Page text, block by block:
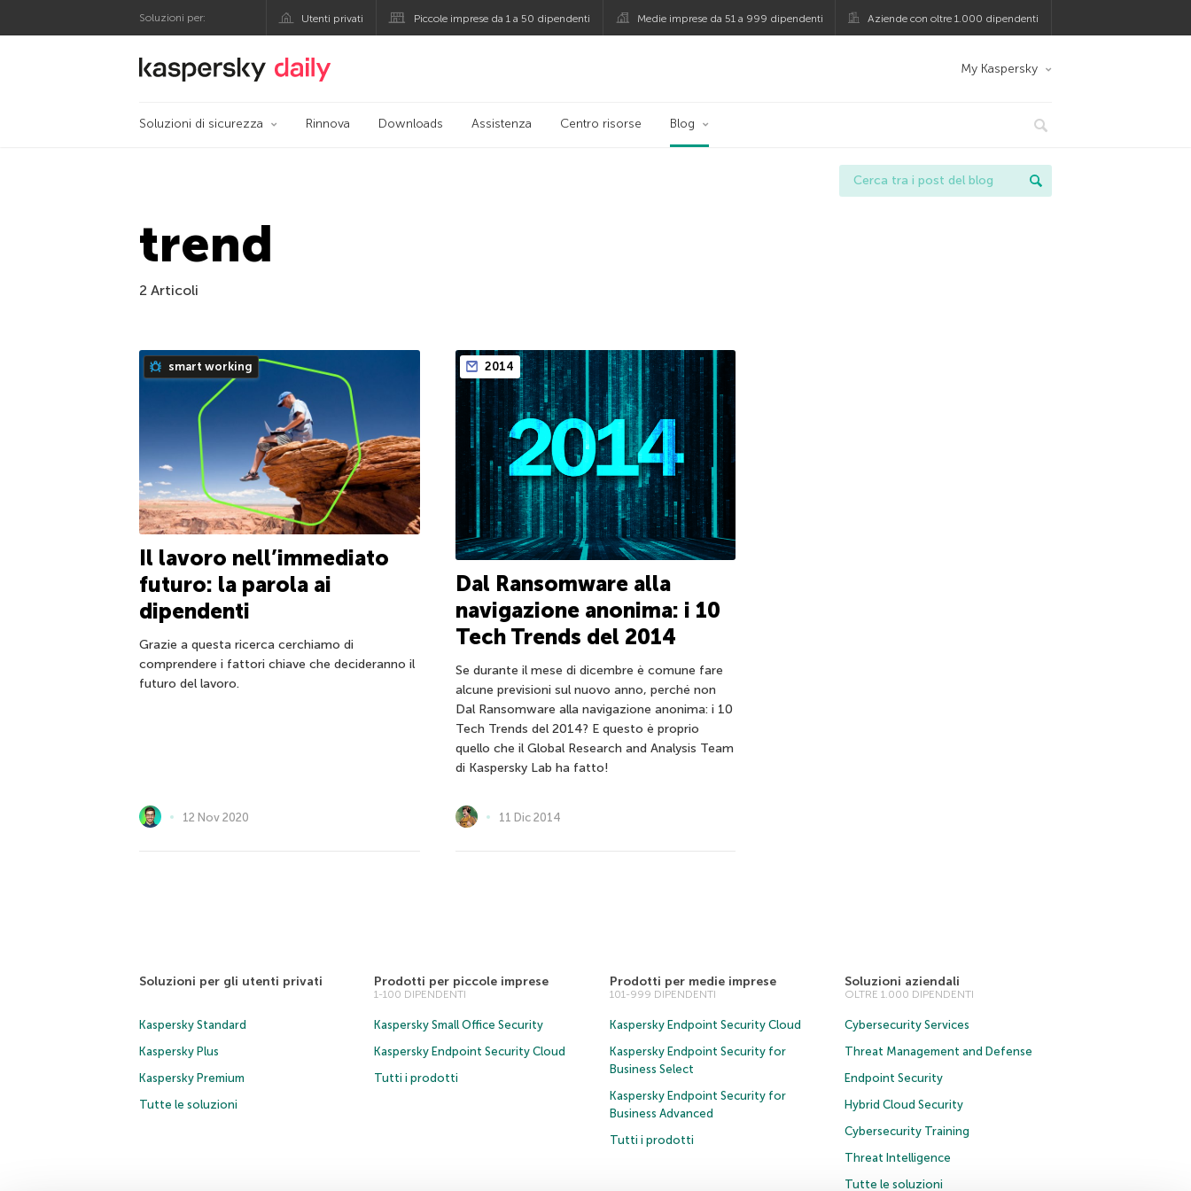
Soluzioni per: Utenti privati Piccole imprese da 1 a 50 dipendenti Medie imprese da 51 a 999 dipendenti Aziende con oltre 1.000 dipendenti
Blog ufficiale di Kaspersky My Kaspersky
Soluzioni di sicurezza Rinnova Downloads Assistenza Centro risorse Blog
trend
2 Articoli
smart working
Il lavoro nell’immediato
futuro: la parola ai
dipendenti
Grazie a questa ricerca cerchiamo di
comprendere i fattori chiave che decideranno il
futuro del lavoro.
12 Nov 2020
2014
Dal Ransomware alla
navigazione anonima: i 10
Tech Trends del 2014
Se durante il mese di dicembre è comune fare
alcune previsioni sul nuovo anno, perché non
Dal Ransomware alla navigazione anonima: i 10
Tech Trends del 2014? E questo è proprio
quello che il Global Research and Analysis Team
di Kaspersky Lab ha fatto!
11 Dic 2014
Soluzioni per gli utenti privati
Kaspersky Standard
Kaspersky Plus
Kaspersky Premium
Tutte le soluzioni
Prodotti per piccole imprese
1-100 DIPENDENTI
Kaspersky Small Office Security
Kaspersky Endpoint Security Cloud
Tutti i prodotti
Prodotti per medie imprese
101-999 DIPENDENTI
Kaspersky Endpoint Security Cloud
Kaspersky Endpoint Security for
Business Select
Kaspersky Endpoint Security for
Business Advanced
Tutti i prodotti
Soluzioni aziendali
OLTRE 1.000 DIPENDENTI
Cybersecurity Services
Threat Management and Defense
Endpoint Security
Hybrid Cloud Security
Cybersecurity Training
Threat Intelligence
Tutte le soluzioni